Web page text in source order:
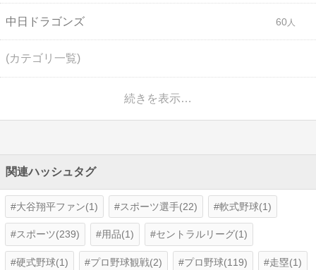
中日ドラゴンズ 60
(カテゴリ一覧)
続きを表示…
関連ハッシュタグ
大谷翔平ファン(1) スポーツ選手(22) 軟式野球(1)
スポーツ(239) 用品(1) セントラルリーグ(1)
硬式野球(1) プロ野球観戦(2) プロ野球(119) 走塁(1)